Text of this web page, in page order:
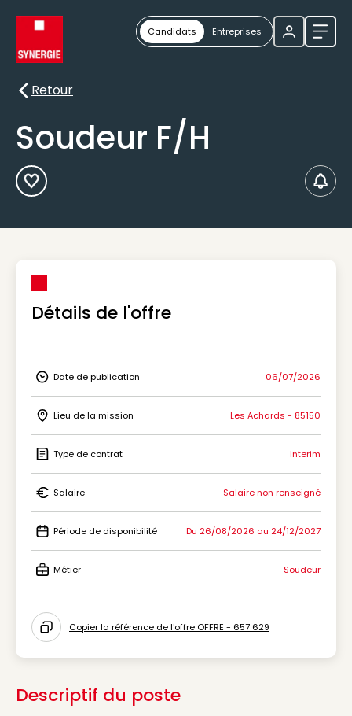
Candidats Entreprises
Retour
Retour
Soudeur F/H
Ajouter aux Favoris
Détails de l'offre
Icon Date de publication
Date de publication 06/07/2026
Icon Lieu de la mission
Lieu de la mission Les Achards - 85150
Icon Type de contrat
Type de contrat Interim
Icon Salaire
Salaire Salaire non renseigné
Icon Période de disponibilité
Période de disponibilité Du 26/08/2026 au 24/12/2027
Métier Soudeur
Icon copy to clipboard
Copier la référence de l'offre OFFRE - 657 629
Descriptif du poste